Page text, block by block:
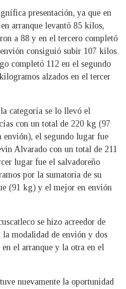
presentación, ya que en
arranque levantó 85 kilos,
a 88 y en el tercero completó
consiguió subir 107 kilos
completó 112 en el segundo
alzados en el tercer
categoría se lo llevó el
con un total de 220 kg (97
envión), el segundo lugar fue
Alvarado con un total de 211
lugar fue el salvadoreño
por la sumatoria de su
(91 kg) y el mejor en envión
se hizo acreedor de
la modalidad de envión y dos
el arranque y la otra en el
nuevamente la oportunidad